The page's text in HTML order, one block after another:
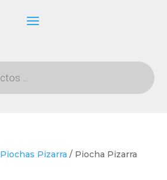
Piochas Pizarra / Piocha Pizarra